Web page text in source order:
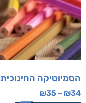
הסמיוטיקה החינוכית
₪34
–
₪35